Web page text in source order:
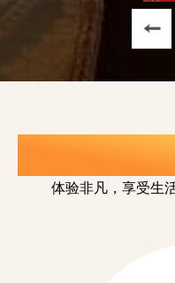
选择
体验非凡，享受生